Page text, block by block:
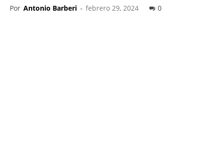
Por Antonio Barberi - febrero 29, 2024 0